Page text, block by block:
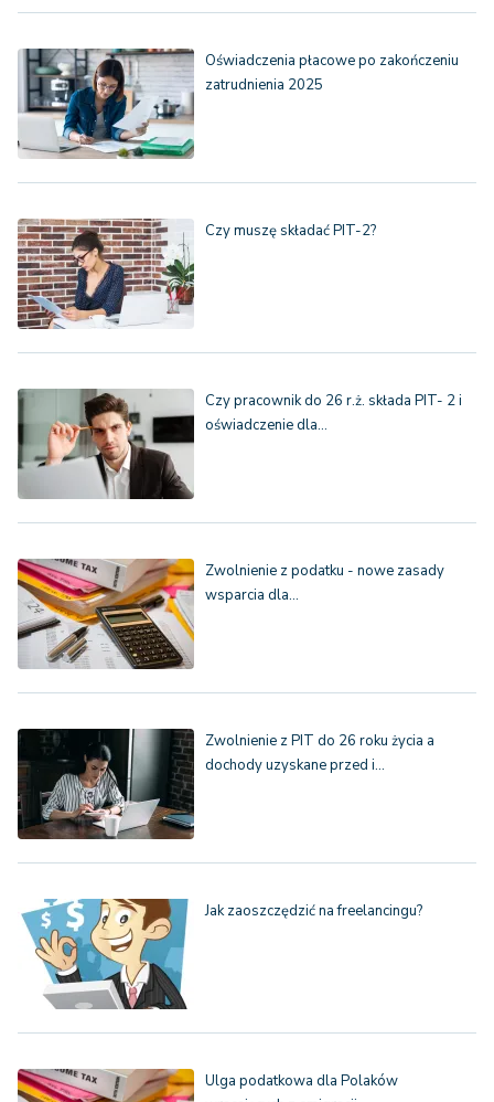
Oświadczenia płacowe po zakończeniu
zatrudnienia 2025
Czy muszę składać PIT-2?
Czy pracownik do 26 r.ż. składa PIT- 2 i
oświadczenie dla…
Zwolnienie z podatku - nowe zasady
wsparcia dla…
Zwolnienie z PIT do 26 roku życia a
dochody uzyskane przed i…
Jak zaoszczędzić na freelancingu?
Ulga podatkowa dla Polaków